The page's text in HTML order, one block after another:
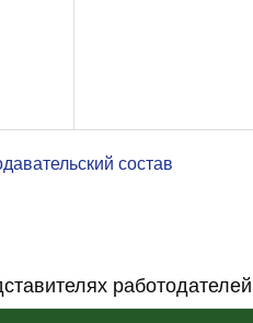
состав
работодателей